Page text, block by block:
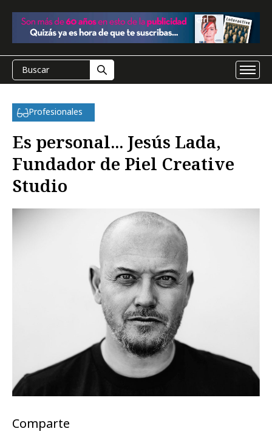
Profesionales
Es personal... Jesús Lada,
Fundador de Piel Creative
Studio
Comparte